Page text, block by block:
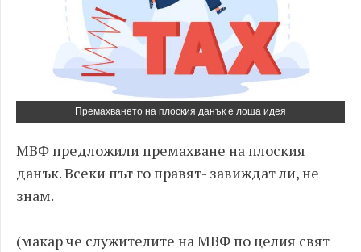
Премахването на плоския данък е лоша идея
МВФ предложили премахване на плоския
данък. Всеки път го правят- завиждат ли, не
знам.
(макар че служителите на МВФ по целия свят